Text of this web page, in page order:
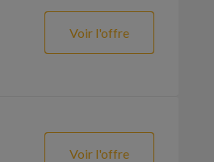
Voir l'offre
Voir l'offre